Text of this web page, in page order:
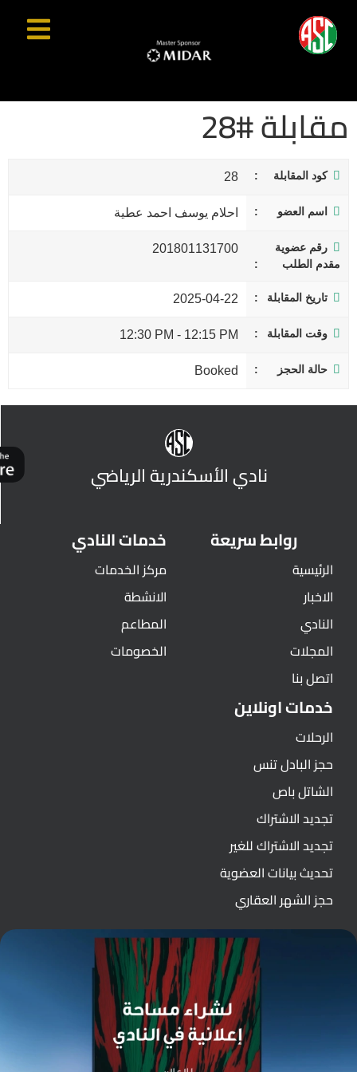
مقابلة #28
كود المقابلة 28
اسم العضو احلام يوسف احمد عطية
رقم عضوية
مقدم الطلب
201801131700
تاريخ المقابلة 2025-04-22
وقت المقابلة 12:15 PM
-
12:30 PM
حالة الحجز Booked
نادي الأسكندرية الرياضي
روابط سريعة
الرئيسية
الاخبار
النادي
المجلات
اتصل بنا
خدمات النادي
مركز الخدمات
الانشطة
المطاعم
الخصومات
خدمات اونلاين
الرحلات
حجز البادل تنس
الشاتل باص
تجديد الاشتراك
تجديد الاشتراك للغير
تحديث بيانات العضوية
حجز الشهر العقاري